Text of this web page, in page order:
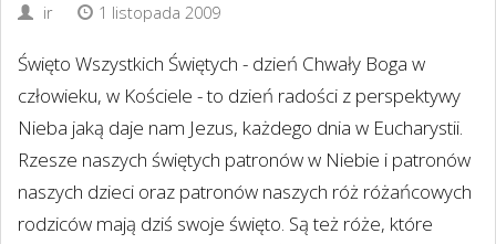
ir 1 listopada 2009
Święto Wszystkich Świętych - dzień Chwały Boga w
człowieku, w Kościele - to dzień radości z perspektywy
Nieba jaką daje nam Jezus, każdego dnia w Eucharystii.
Rzesze naszych świętych patronów w Niebie i patronów
naszych dzieci oraz patronów naszych róż różańcowych
rodziców mają dziś swoje święto. Są też róże, które